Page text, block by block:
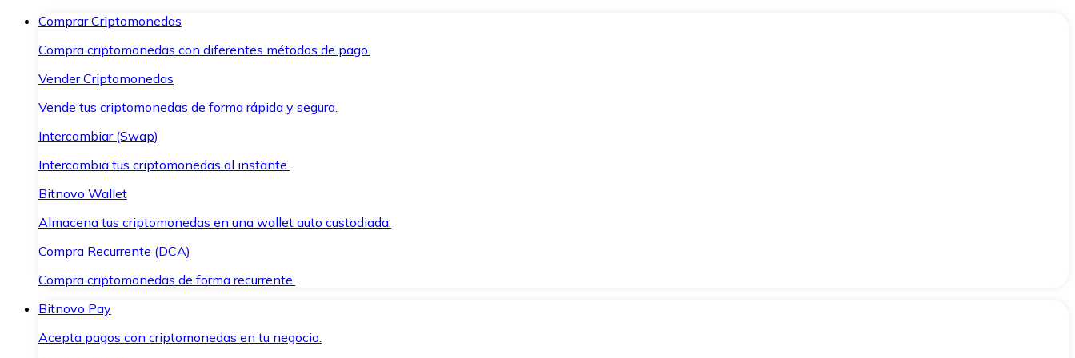
Comprar Criptomonedas
Compra criptomonedas con diferentes métodos de pago.
Vender Criptomonedas
Vende tus criptomonedas de forma rápida y segura.
Intercambiar (Swap)
Intercambia tus criptomonedas al instante.
Bitnovo Wallet
Almacena tus criptomonedas en una wallet auto custodiada.
Compra Recurrente (DCA)
Compra criptomonedas de forma recurrente.
Bitnovo Pay
Acepta pagos con criptomonedas en tu negocio.